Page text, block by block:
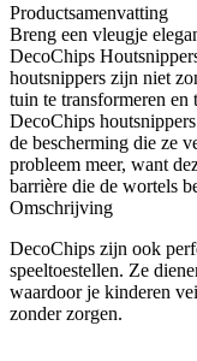
Productsamenvatting
Breng een vleugje
DecoChips
houtsnippers zijn niet
tuin te transformeren en
DecoChips
de bescherming die ze
probleem meer, want
barrière die de wortels
Omschrijving
DecoChips zijn ook
speeltoestellen. Ze
waardoor je kinderen
zonder zorgen.